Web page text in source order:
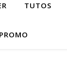
TUTOS
PROMO